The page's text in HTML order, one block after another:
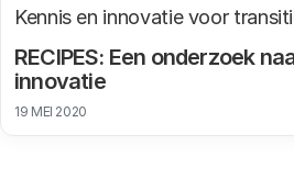
RECIPES: Een onderzoek
innovatie
Kennis en innovatie voor
19 MEI 2020